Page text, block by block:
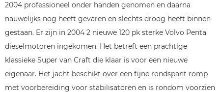
2004 professioneel onder handen genomen en daarna
nauwelijks nog heeft gevaren en slechts droog heeft binnen
gestaan. Er zijn in 2004 2 nieuwe 120 pk sterke Volvo Penta
dieselmotoren ingekomen. Het betreft een prachtige
klassieke Super van Craft die klaar is voor een nieuwe
eigenaar. Het jacht beschikt over een fijne rondspant romp
met voorbereiding voor stabilisatoren en is rondom voorzien